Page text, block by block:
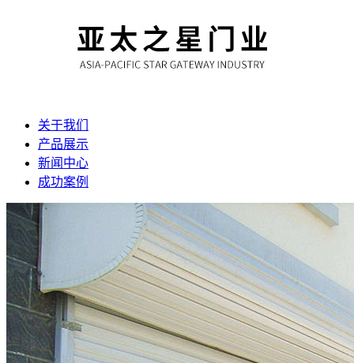
关于我们
产品展示
新闻中心
成功案例